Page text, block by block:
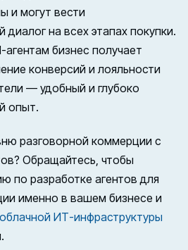
и могут вести
на всех этапах покупки.
бизнес получает
конверсий и лояльности
— удобный и глубоко
опыт.
разговорной коммерции с
Обращайтесь, чтобы
по разработке агентов для
именно в вашем бизнесе и
облачной ИТ-инфраструктуры